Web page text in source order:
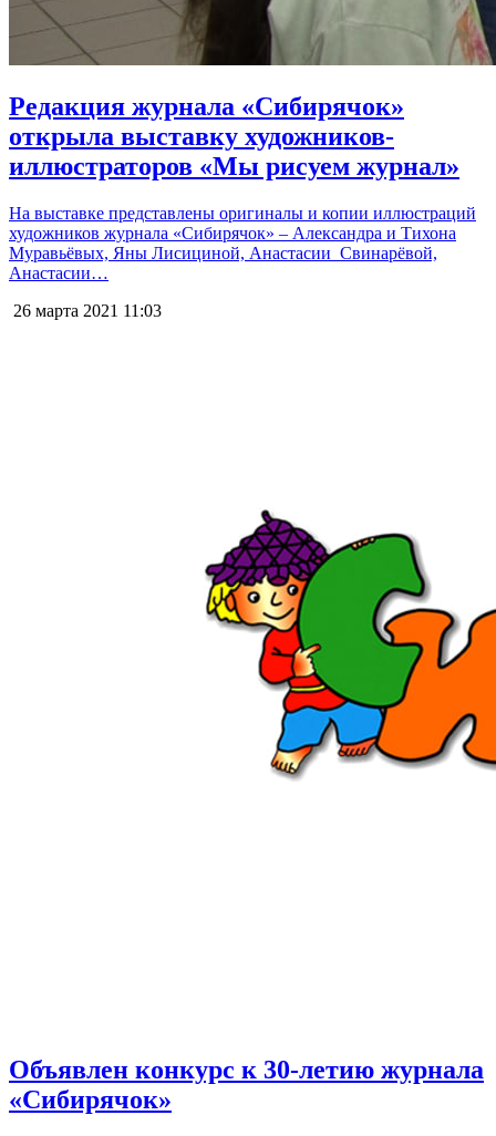
Редакция журнала «Сибирячок»
открыла выставку художников-
иллюстраторов «Мы рисуем журнал»
На выставке представлены оригиналы и копии иллюстраций
художников журнала «Сибирячок» – Александра и Тихона
Муравьёвых, Яны Лисициной, Анастасии Свинарёвой,
Анастасии…
26 марта 2021 11:03
Объявлен конкурс к 30-летию журнала
«Сибирячок»